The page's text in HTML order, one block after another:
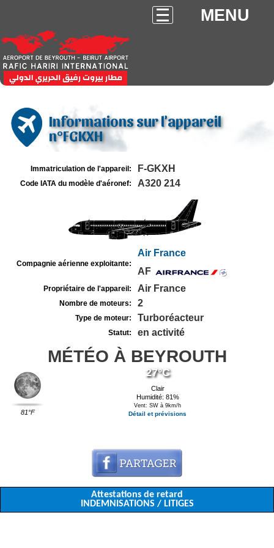
MENU
Informations sur l'appareil
n°FGKXH
Immatriculation de l'appareil: F-GKXH
Code IATA du modèle d'aéronef: A320 214
Compagnie aérienne exploitante:
Air France
AF
Propriétaire de l'appareil: Air France
Nombre de moteurs: 2
Type de moteur: Turboréacteur
Statut: en activité
MÉTÉO À BEYROUTH
81°F
27°C
Clair
Humidité: 81%
Vent: SW à 9km/h
Détail et prévisions
Attestations de retard
INDEMNISATIONS / LITIGES